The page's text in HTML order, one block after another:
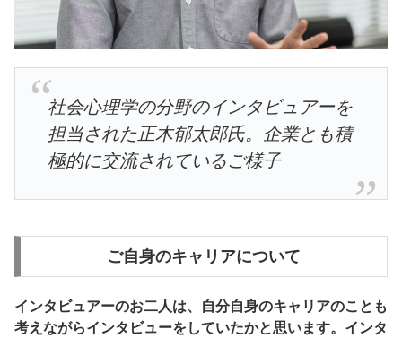
社会心理学の分野のインタビュアーを
担当された正木郁太郎氏。企業とも積
極的に交流されているご様子
ご自身のキャリアについて
インタビュアーのお二人は、自分自身のキャリアのことも
考えながらインタビューをしていたかと思います。インタ